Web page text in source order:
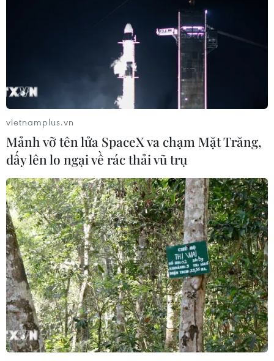
vietnamplus.vn
Mảnh vỡ tên lửa SpaceX va chạm Mặt Trăng,
dấy lên lo ngại về rác thải vũ trụ